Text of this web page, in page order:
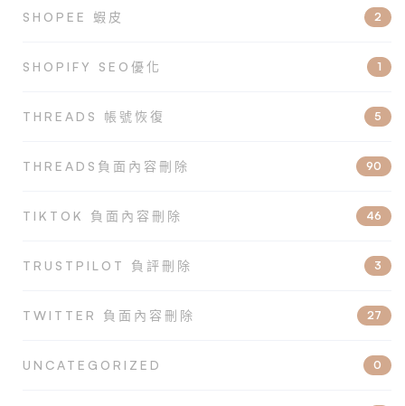
SHOPEE 蝦皮 2
SHOPIFY SEO優化 1
THREADS 帳號恢復 5
THREADS負面內容刪除 90
TIKTOK 負面內容刪除 46
TRUSTPILOT 負評刪除 3
TWITTER 負面內容刪除 27
UNCATEGORIZED 0